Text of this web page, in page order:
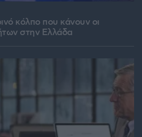
κόλπο που κάνουν οι
στην Ελλάδα